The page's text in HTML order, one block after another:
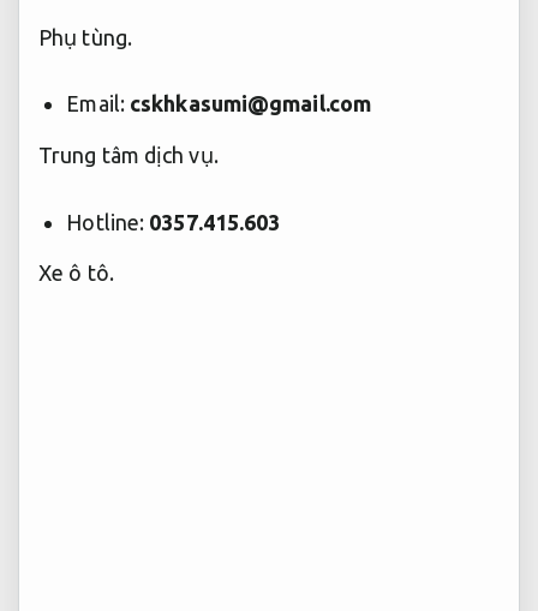
Phụ tùng.
Email: cskhkasumi@gmail.com
Trung tâm dịch vụ.
Hotline: 0357.415.603
Xe ô tô.